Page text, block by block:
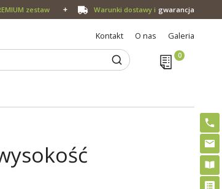
zestaw Warunki dostawy i gwarancja
Kontakt O nas Galeria